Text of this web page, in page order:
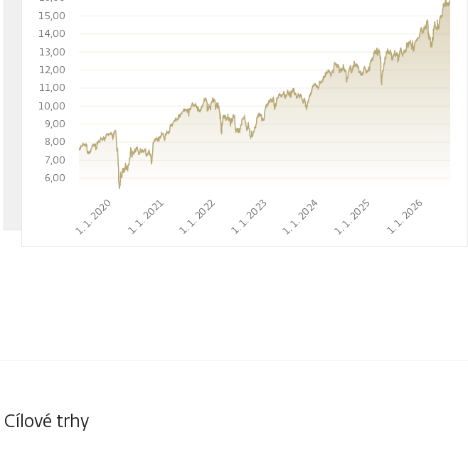
1. 1. 2020 1. 1. 2021 1. 1. 2022 1. 1. 2023 1. 1. 2024 1. 1. 2025 1. 1. 2026
6,00
7,00
8,00
9,00
10,00
11,00
12,00
13,00
14,00
15,00
Cílové trhy